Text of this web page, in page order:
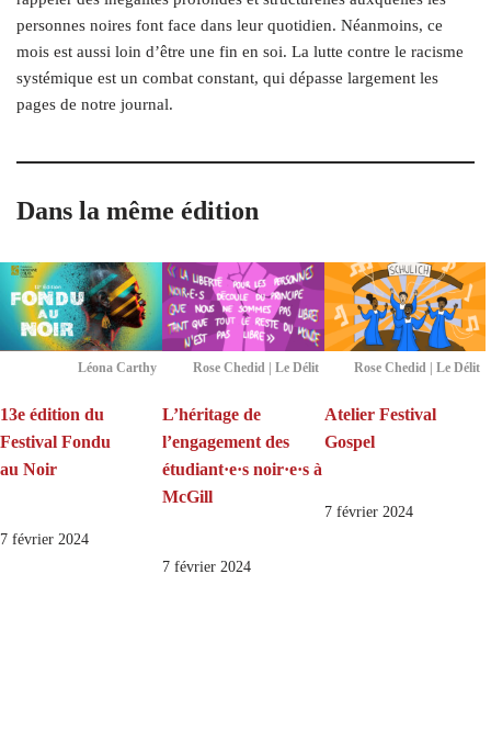
personnes noires font face dans leur quotidien. Néanmoins, ce
mois est aussi loin d’être une fin en soi. La lutte contre le racisme
systémique est un combat constant, qui dépasse largement les
pages de notre journal.
Dans la même édition
Léona Carthy
13e édition du
Festival Fondu
au Noir
7 février 2024
Rose Chedid | Le Délit
L’héritage de
l’engagement des
étudiant·e·s noir·e·s à
McGill
7 février 2024
Rose Chedid | Le Délit
Atelier Festival
Gospel
7 février 2024